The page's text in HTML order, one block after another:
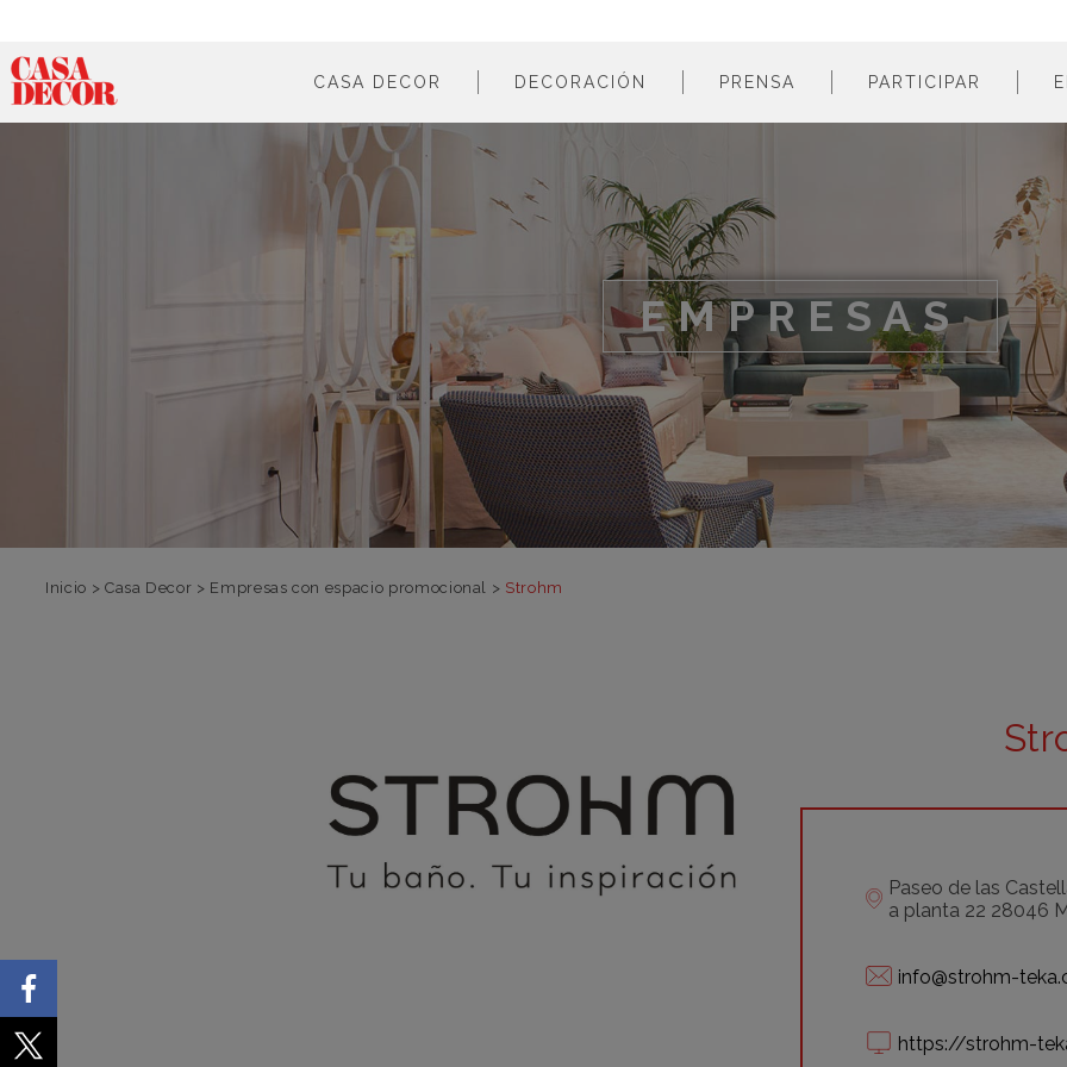
CASA DECOR
¿qué es?
en cifras
cómo participar
en los medios
DECORACIÓN
colores
estilos
materiales
PRENSA PARTICIPAR
EMPRESAS
Inicio > Casa Decor > Empresas con espacio promocional > Strohm
Paseo de las
a planta 22 28046
info@strohm-
https://strohm-